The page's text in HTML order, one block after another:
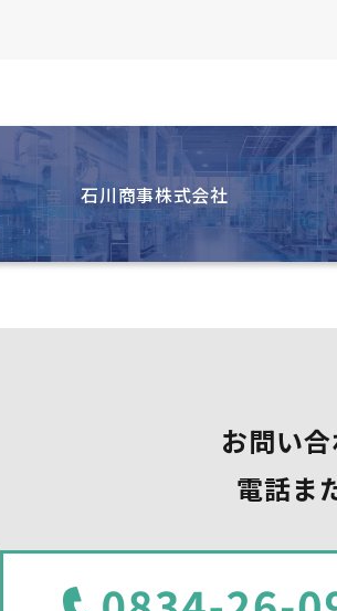
石川商事株式会社
お問い
電話ま